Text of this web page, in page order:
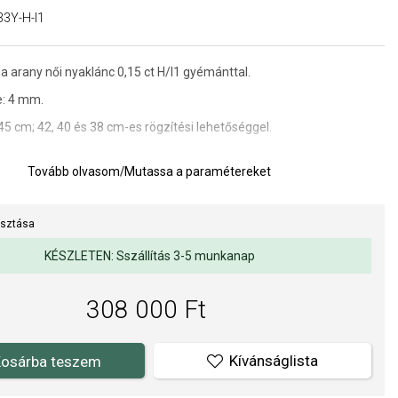
H-I1
arany női nyaklánc 0,15 ct H/I1 gyémánttal.
4 mm.
cm; 42, 40 és 38 cm-es rögzítési lehetőséggel.
Tovább olvasom/Mutassa a paramétereket
KÉSZLETEN: Sszállítás 3-5 munkanap
308 000 Ft
teszem Kívánságlista